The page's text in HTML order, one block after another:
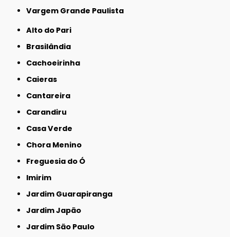
Vargem Grande Paulista
Alto do Pari
Brasilândia
Cachoeirinha
Caieras
Cantareira
Carandiru
Casa Verde
Chora Menino
Freguesia do Ó
Imirim
Jardim Guarapiranga
Jardim Japão
Jardim São Paulo